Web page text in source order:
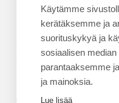
Käytämme
kerätäksemme ja
suorituskykyä ja
sosiaalisen
parantaaksemme
ja mainoksia.
Lue lisää
BLOGIT
Kesäyliopiston